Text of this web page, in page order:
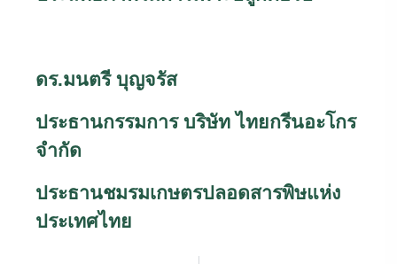
ดร.มนตรี บุญจรัส
ประธานกรรมการ บริษัท ไทยกรีนอะโกร
จำกัด
ประธานชมรมเกษตรปลอดสารพิษแห่ง
ประเทศไทย